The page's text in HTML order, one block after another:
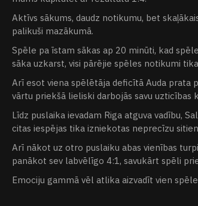
Aktīvs sākums, daudz notikumu, bet
palikuši mazākumā.
Spēle pa īstam sākas ap 20 minūti, kad
sāka uzkarst, visi pārējie spēles notikumi
Arī esot viena spēlētāja deficītā Auda prata
vārtu priekšā lieliski darbojās savu uzticības
Līdz puslaika ievadam Riga atguva vadību,
citas iespējas tika izniekotas neprecīzu
Arī nākot uz otro puslaiku abas vienības
panākot sev labvēlīgo 4:1, savukārt spēli
Emociju gammā vēl atlika aizvadīt vien